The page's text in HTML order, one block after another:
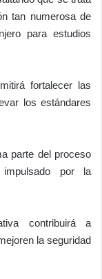
tan numerosa de
para estudios
fortalecer las
los estándares
parte del proceso
impulsado por la
contribuirá a
la seguridad